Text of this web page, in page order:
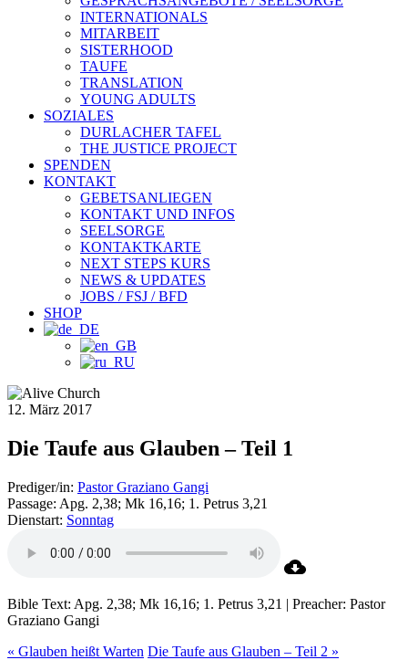
INTERNATIONALS
MITARBEIT
SISTERHOOD
TAUFE
TRANSLATION
YOUNG ADULTS
SOZIALES
DURLACHER TAFEL
THE JUSTICE PROJECT
SPENDEN
KONTAKT
GEBETSANLIEGEN
KONTAKT UND INFOS
SEELSORGE
KONTAKTKARTE
NEXT STEPS KURS
NEWS & UPDATES
JOBS / FSJ / BFD
SHOP
12. März 2017
Die Taufe aus Glauben – Teil 1
Prediger/in: Pastor Graziano Gangi
Passage: Apg. 2,38; Mk 16,16; 1. Petrus 3,21
Dienstart: Sonntag
Bible Text: Apg. 2,38; Mk 16,16; 1. Petrus 3,21 | Preacher: Pastor
Graziano Gangi
« Glauben heißt Warten Die Taufe aus Glauben – Teil 2 »